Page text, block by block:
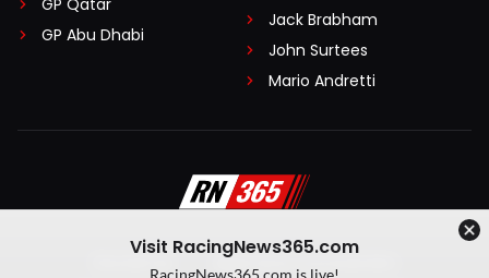
GP Qatar
GP Abu Dhabi
Jack Brabham
John Surtees
Mario Andretti
Algemene voorwaarden
Visit RacingNews365.com
RacingNews365.com is live!